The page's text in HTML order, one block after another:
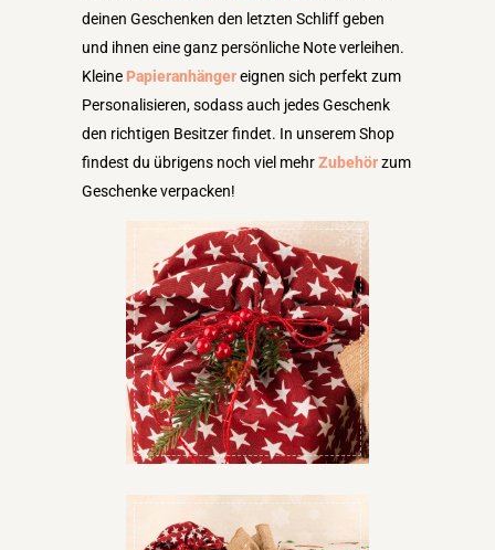
deinen Geschenken den letzten Schliff geben
und ihnen eine ganz persönliche Note verleihen.
Kleine Papieranhängereignen sich perfekt zum
Personalisieren, sodass auch jedes Geschenk
den richtigen Besitzer findet. In unserem Shop
findest du übrigens noch viel mehrZubehörzum
Geschenke verpacken!